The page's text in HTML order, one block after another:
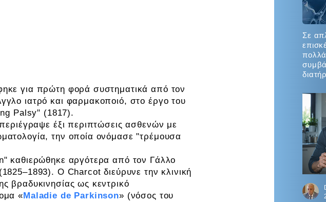
για πρώτη φορά συστηματικά από τον
ιατρό και φαρμακοποιό, στο έργο του
Palsy" (1817).
έξι περιπτώσεις ασθενών με
την οποία ονόμασε "τρέμουσα
καθιερώθηκε αργότερα από τον Γάλλο
Ο Charcot διεύρυνε την κλινική
βραδυκινησίας ως κεντρικό
«Maladie de Parkinson» (νόσος του
Σε